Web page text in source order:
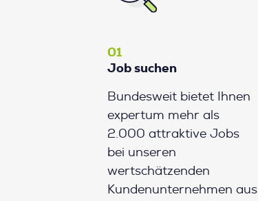
01
Job suchen
Bundesweit bietet Ihnen
expertum mehr als
2.000 attraktive Jobs
bei unseren
wertschätzenden
Kundenunternehmen aus